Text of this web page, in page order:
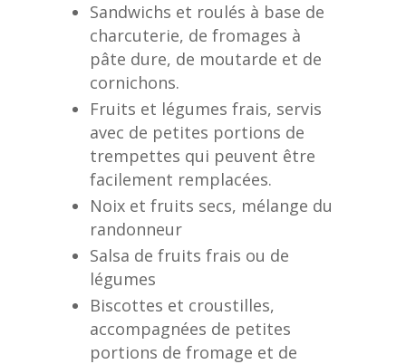
Sandwichs et roulés à base de
charcuterie, de fromages à
pâte dure, de moutarde et de
cornichons.
Fruits et légumes frais, servis
avec de petites portions de
trempettes qui peuvent être
facilement remplacées.
Noix et fruits secs, mélange du
randonneur
Salsa de fruits frais ou de
légumes
Biscottes et croustilles,
accompagnées de petites
portions de fromage et de